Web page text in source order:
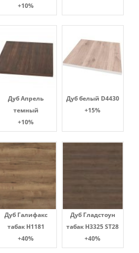
+10%
Дуб Апрель
темный
+10%
Дуб белый D4430
+15%
Дуб Галифакс
табак Н1181
+40%
Дуб Гладстоун
табак H3325 ST28
+40%